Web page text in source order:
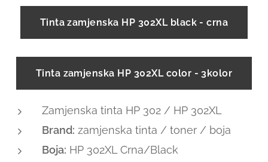
Tinta zamjenska HP 302XL black - crna
Tinta zamjenska HP 302XL color - 3kolor
Zamjenska tinta HP 302 / HP 302XL
Brand: zamjenska tinta / toner / boja
Boja: HP 302XL Crna/Black